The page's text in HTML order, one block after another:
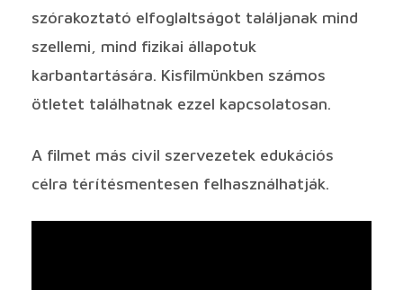
szórakoztató elfoglaltságot találjanak mind
szellemi, mind fizikai állapotuk
karbantartására. Kisfilmünkben számos
ötletet találhatnak ezzel kapcsolatosan.
A filmet más civil szervezetek edukációs
célra térítésmentesen felhasználhatják.